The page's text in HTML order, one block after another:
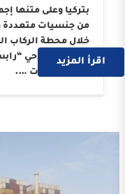
خلال محطة الركاب
الوكيل الملاحي
إطار النجاحات ….
اقرأ المزيد